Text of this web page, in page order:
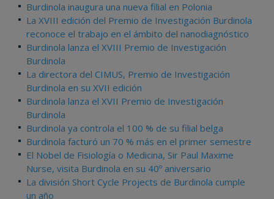
Burdinola inaugura una nueva filial en Polonia
La XVIII edición del Premio de Investigación Burdinola
reconoce el trabajo en el ámbito del nanodiagnóstico
Burdinola lanza el XVIII Premio de Investigación
Burdinola
La directora del CIMUS, Premio de Investigación
Burdinola en su XVII edición
Burdinola lanza el XVII Premio de Investigación
Burdinola
Burdinola ya controla el 100 % de su filial belga
Burdinola facturó un 70 % más en el primer semestre
El Nobel de Fisiología o Medicina, Sir Paul Maxime
Nurse, visita Burdinola en su 40º aniversario
La división Short Cycle Projects de Burdinola cumple
un año